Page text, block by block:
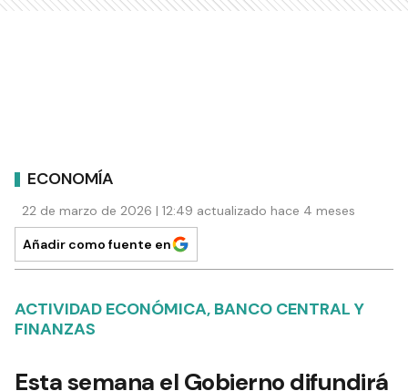
ECONOMÍA
22 de marzo de 2026 | 12:49 actualizado hace 4 meses
Añadir como fuente en
ACTIVIDAD ECONÓMICA, BANCO CENTRAL Y
FINANZAS
Esta semana el Gobierno difundirá